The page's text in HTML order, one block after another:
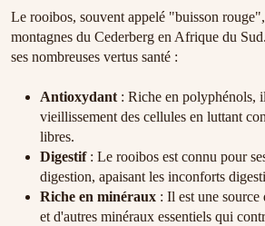
Le rooibos, souvent appelé "buisson
montagnes du Cederberg en Afrique du
ses nombreuses vertus santé :
Antioxydant : Riche en polyphénols,
vieillissement des cellules en luttant
libres.
Digestif: Le rooibos est connu pour
digestion, apaisant les inconforts
Riche en minéraux : Il est une
et d'autres minéraux essentiels qui